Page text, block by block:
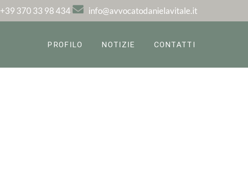
+39 370 33 98 434 info@avvocatodanielavitale.it
PROFILO NOTIZIE CONTATTI